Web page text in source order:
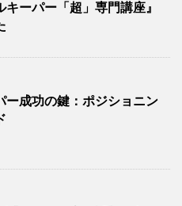
キーパー「超」専門講座』
ー成功の鍵：ポジショニン